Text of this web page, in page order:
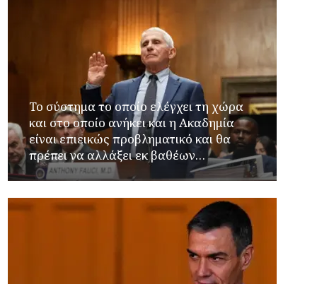
Το σύστημα το οποίο ελέγχει τη χώρα
και στο οποίο ανήκει και η Ακαδημία
είναι επιεικώς προβληματικό και θα
πρέπει να αλλάξει εκ βαθέων…